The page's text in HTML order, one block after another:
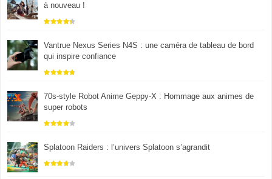
à nouveau !
Vantrue Nexus Series N4S : une caméra de tableau de bord
qui inspire confiance
70s-style Robot Anime Geppy-X : Hommage aux animes de
super robots
Splatoon Raiders : l’univers Splatoon s’agrandit